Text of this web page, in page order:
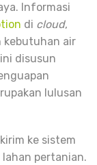
Informasi
di cloud,
kebutuhan air
disusun
lulusan
ke sistem
pertanian.